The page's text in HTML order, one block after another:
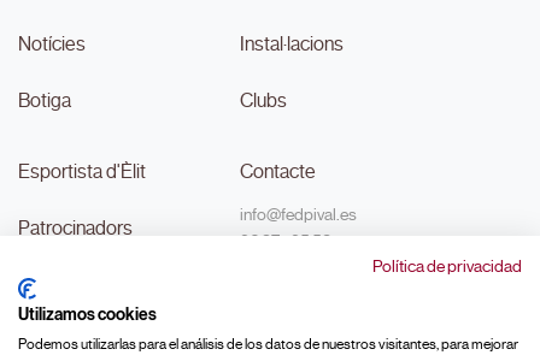
Política de privacidad
Utilizamos cookies
Podemos utilizarlas para el análisis de los datos de nuestros visitantes, para mejorar
Notícies
Botiga
Instal·lacions
Clubs
Esportista d'Èlit
Patrocinadors
Transparència
#MouLaPilota
Contacte
info@fedpival.es
96 374 95 58
C/Marqués de Sant Joan nº 32,